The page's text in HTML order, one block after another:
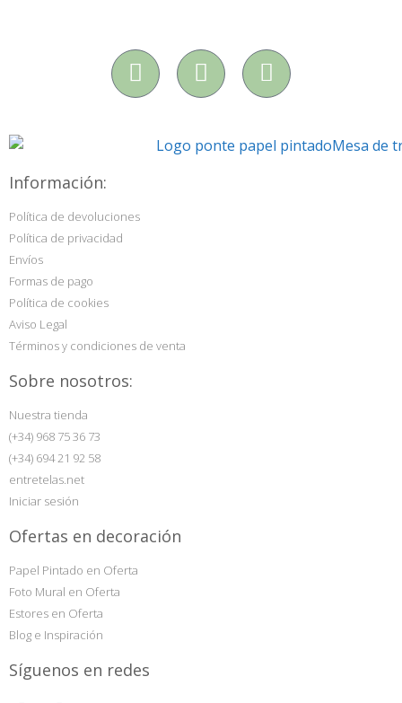
Información:
Política de devoluciones
Política de privacidad
Envíos
Formas de pago
Política de cookies
Aviso Legal
Términos y condiciones de venta
Sobre nosotros:
Nuestra tienda
(+34) 968 75 36 73
(+34) 694 21 92 58
entretelas.net
Iniciar sesión
Ofertas en decoración
Papel Pintado en Oferta
Foto Mural en Oferta
Estores en Oferta
Blog e Inspiración
Síguenos en redes